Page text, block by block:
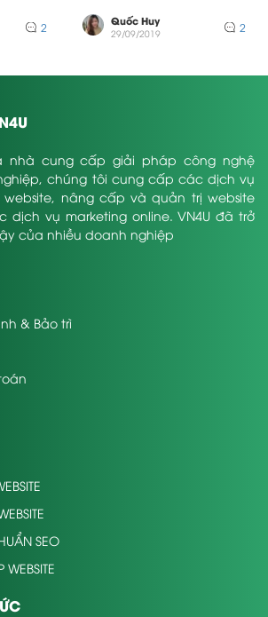
2
chắc chắn đây là bài...
Quốc Huy
29/09/2019 2
nhà cung cấp giải pháp công nghệ
chúng tôi cung cấp các dịch vụ
nâng cấp và quản trị website
dịch vụ marketing online. VN4U đã trở
của nhiều doanh nghiệp
& Bảo trì
SEO